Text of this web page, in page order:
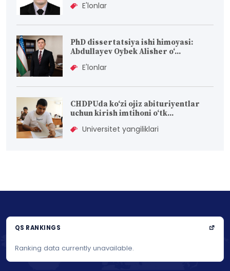
E'lonlar
PhD dissertatsiya ishi himoyasi:
Abdullayev Oybek Alisher o‘...
E'lonlar
CHDPUda ko‘zi ojiz abituriyentlar
uchun kirish imtihoni o‘tk...
Universitet yangiliklari
QS RANKINGS
Ranking data currently unavailable.